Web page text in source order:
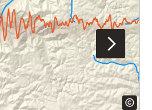
Weiter